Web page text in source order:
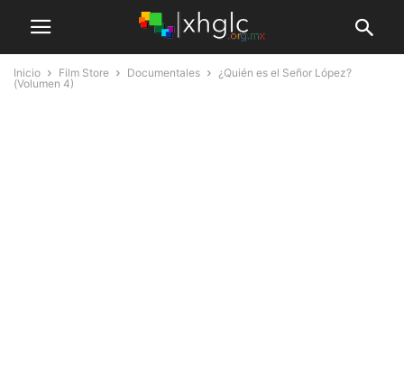
Inicio Film Store Documentales
¿Quién es el Señor López?
(Volumen 4)